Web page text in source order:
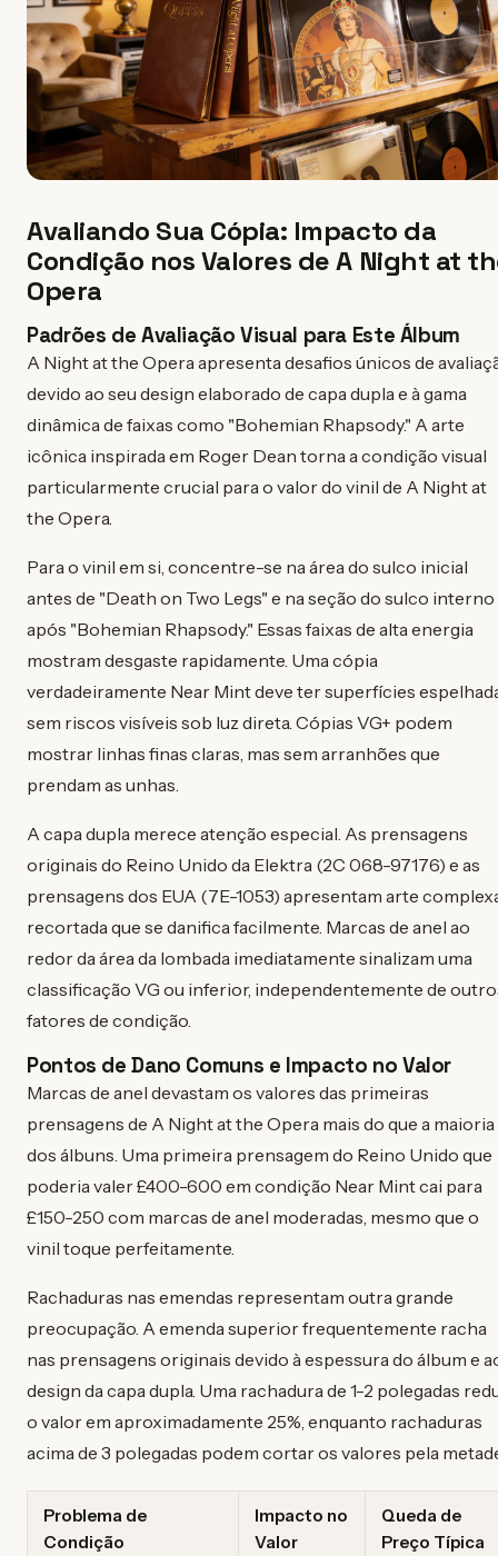
Avaliando Sua Cópia: Impacto da
Condição nos Valores de A Night at
Opera
Padrões de Avaliação Visual para Este Álbum
A Night at the Opera apresenta desafios únicos de
devido ao seu design elaborado de capa dupla e à gama
dinâmica de faixas como "Bohemian Rhapsody." A arte
icônica inspirada em Roger Dean torna a condição visual
particularmente crucial para o valor do vinil de A Night at
the Opera.
Para o vinil em si, concentre-se na área do sulco inicial
antes de "Death on Two Legs" e na seção do sulco interno
após "Bohemian Rhapsody." Essas faixas de alta energia
mostram desgaste rapidamente. Uma cópia
verdadeiramente Near Mint deve ter superfícies
sem riscos visíveis sob luz direta. Cópias VG+ podem
mostrar linhas finas claras, mas sem arranhões que
prendam as unhas.
A capa dupla merece atenção especial. As prensagens
originais do Reino Unido da Elektra (2C 068-97176) e as
prensagens dos EUA (7E-1053) apresentam arte
recortada que se danifica facilmente. Marcas de anel ao
redor da área da lombada imediatamente sinalizam uma
classificação VG ou inferior, independentemente de
fatores de condição.
Pontos de Dano Comuns e Impacto no Valor
Marcas de anel devastam os valores das primeiras
prensagens de A Night at the Opera mais do que a maioria
dos álbuns. Uma primeira prensagem do Reino Unido que
poderia valer £400-600 em condição Near Mint cai para
£150-250 com marcas de anel moderadas, mesmo que o
vinil toque perfeitamente.
Rachaduras nas emendas representam outra grande
preocupação. A emenda superior frequentemente racha
nas prensagens originais devido à espessura do álbum e
design da capa dupla. Uma rachadura de 1-2 polegadas
o valor em aproximadamente 25%, enquanto rachaduras
acima de 3 polegadas podem cortar os valores pela
Problema de
Condição
Impacto no
Valor
Queda de
Preço Típica